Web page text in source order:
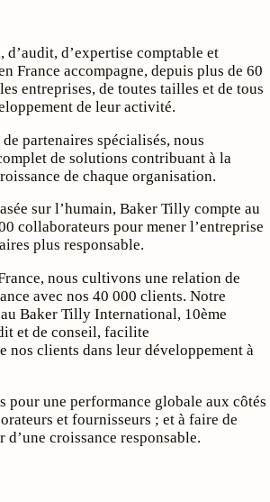
d’audit, d’expertise comptable et
France accompagne, depuis plus de 60
entreprises, de toutes tailles et de tous
de leur activité.
partenaires spécialisés, nous
de solutions contribuant à la
de chaque organisation.
sur l’humain, Baker Tilly compte au
collaborateurs pour mener l’entreprise
plus responsable.
nous cultivons une relation de
avec nos 40 000 clients. Notre
Baker Tilly International, 10ème
et de conseil, facilite
nos clients dans leur développement à
pour une performance globale aux côtés
et fournisseurs ; et à faire de
croissance responsable.